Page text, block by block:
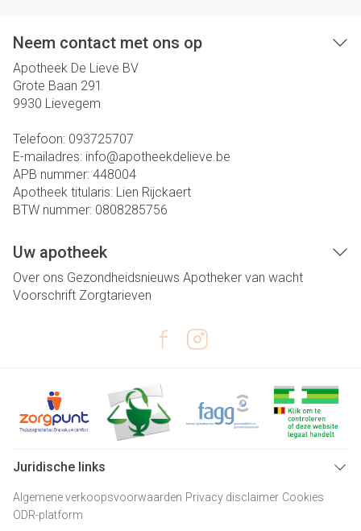
Neem contact met ons op
Apotheek De Lieve BV
Grote Baan 291
9930 Lievegem
Telefoon: 093725707
E-mailadres: info@apotheekdelieve.be
APB nummer: 448004
Apotheek titularis: Lien Rijckaert
BTW nummer: 0808285756
Uw apotheek
Over ons Gezondheidsnieuws Apotheker van wacht
Voorschrift Zorgtarieven
Juridische links
Algemene verkoopsvoorwaarden Privacy disclaimer Cookies
ODR-platform